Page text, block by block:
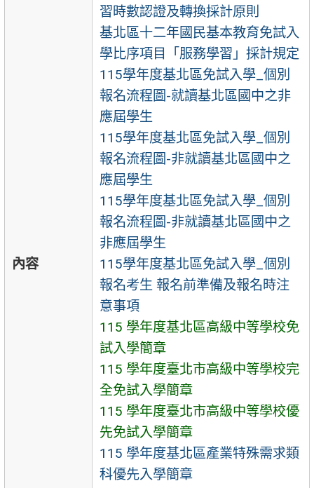
內容
習時數認證及轉換採計原則
基北區十二年國民基本教育免試入
學比序項目「服務學習」採計規定
115學年度基北區免試入學_個別
報名流程圖-就讀基北區國中之非
應屆學生
115學年度基北區免試入學_個別
報名流程圖-非就讀基北區國中之
應屆學生
115學年度基北區免試入學_個別
報名流程圖-非就讀基北區國中之
非應屆學生
115學年度基北區免試入學_個別
報名考生 報名前準備及報名時注
意事項
115 學年度基北區高級中等學校免
試入學簡章
115 學年度臺北市高級中等學校完
全免試入學簡章
115 學年度臺北市高級中等學校優
先免試入學簡章
115 學年度基北區產業特殊需求類
科優先入學簡章